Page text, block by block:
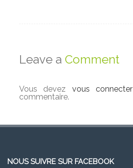
Leave a Comment
Vous devez vous connecter
commentaire.
NOUS SUIVRE SUR FACEBOOK